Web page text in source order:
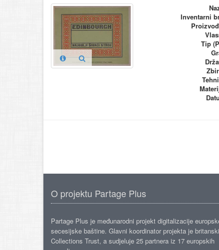
Inventarni
Tip
O projektu Partage Plus
Partage Plus je međunarodni projekt digitalizacije
secesijske baštine. Glavni koordinator projekta je britanski
Collections Trust, a sudjeluje 25 partnera iz 17 europskih